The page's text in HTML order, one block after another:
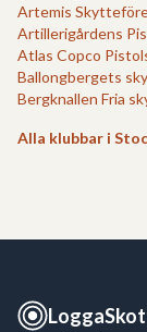
Artemis
Artillerigårdens
Atlas Copco
Ballongbergets
Bergknallen Fria
Alla klubbar i